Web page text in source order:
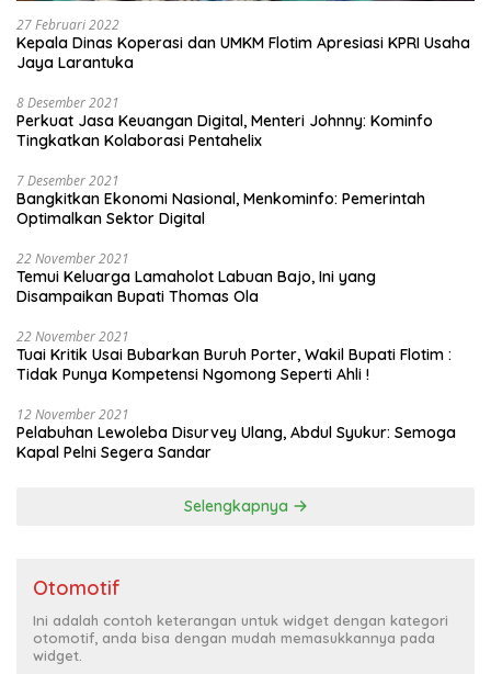
27 Februari 2022
Kepala Dinas Koperasi dan UMKM Flotim Apresiasi KPRI Usaha
Jaya Larantuka
8 Desember 2021
Perkuat Jasa Keuangan Digital, Menteri Johnny: Kominfo
Tingkatkan Kolaborasi Pentahelix
7 Desember 2021
Bangkitkan Ekonomi Nasional, Menkominfo: Pemerintah
Optimalkan Sektor Digital
22 November 2021
Temui Keluarga Lamaholot Labuan Bajo, Ini yang
Disampaikan Bupati Thomas Ola
22 November 2021
Tuai Kritik Usai Bubarkan Buruh Porter, Wakil Bupati Flotim :
Tidak Punya Kompetensi Ngomong Seperti Ahli !
12 November 2021
Pelabuhan Lewoleba Disurvey Ulang, Abdul Syukur: Semoga
Kapal Pelni Segera Sandar
Selengkapnya
Otomotif
Ini adalah contoh keterangan untuk widget dengan kategori
otomotif, anda bisa dengan mudah memasukkannya pada
widget.